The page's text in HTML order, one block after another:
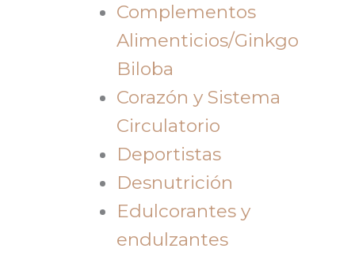
Complementos
Alimenticios/Ginkgo
Biloba
Corazón y Sistema
Circulatorio
Deportistas
Desnutrición
Edulcorantes y
endulzantes